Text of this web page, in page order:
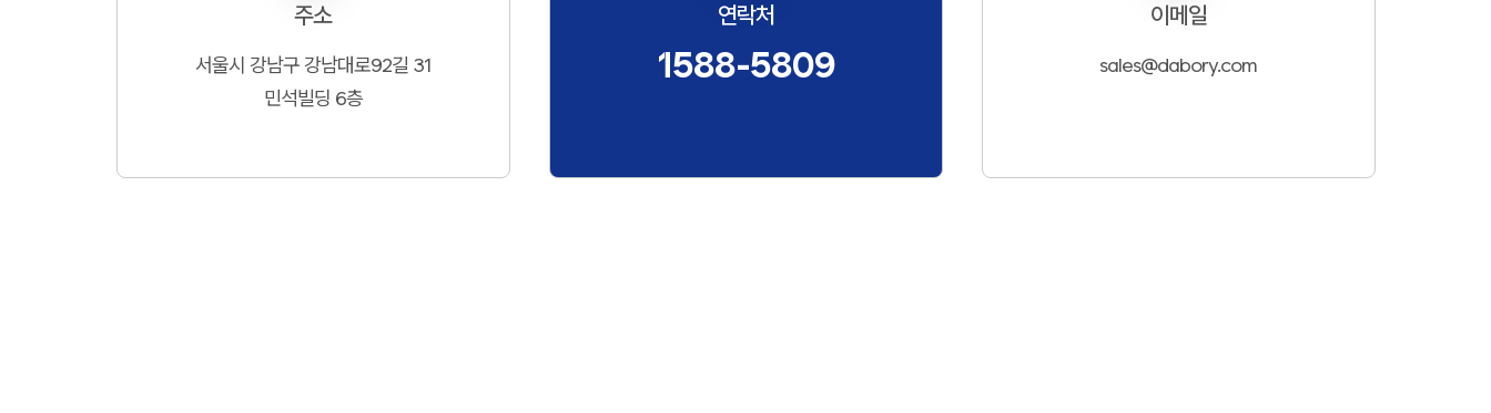
주소
서울시 강남구 강남대로92길 31
민석빌딩 6층
연락처
1588-5809
이메일
sales@dabory.com